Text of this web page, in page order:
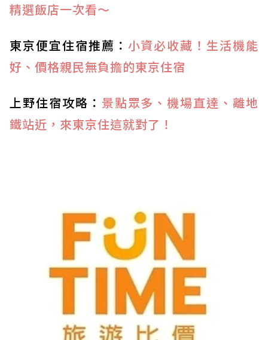
精選飯店一次看～
東京便宜住宿推薦： 小資必收藏！生活機能
好、價格親民無負擔的東京住宿
上野住宿攻略： 景點眾多、機場直達、離地
鐵站近，來東京住這就對了！